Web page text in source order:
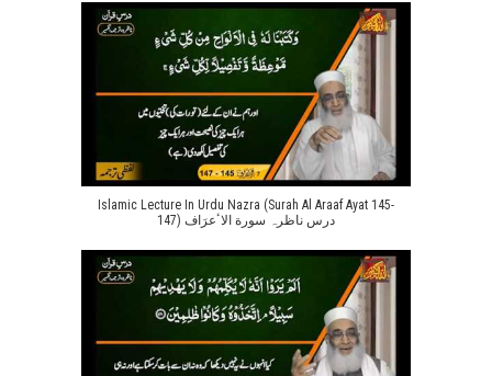
Islamic Lecture In Urdu Nazra (Surah Al Araaf Ayat 145-
147) درس ناظرہ سورة الاٴعرَاف